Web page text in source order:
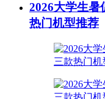
2026大学生暑
热门机型推荐